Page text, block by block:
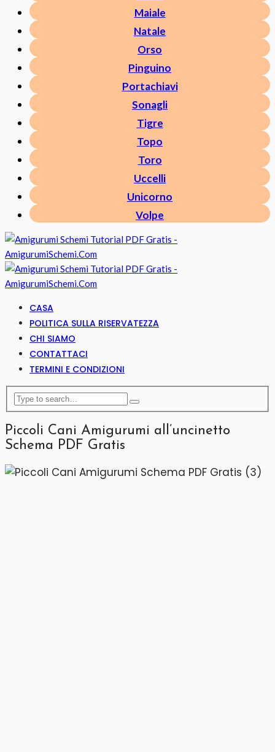
Maiale
Natale
Orso
Pinguino
Portachiavi
Sonagli
Tigre
Topo
Toro
Uccelli
Unicorno
Volpe
CASA
POLITICA SULLA RISERVATEZZA
CHI SIAMO
CONTATTACI
TERMINI E CONDIZIONI
Piccoli Cani Amigurumi all’uncinetto
Schema PDF Gratis